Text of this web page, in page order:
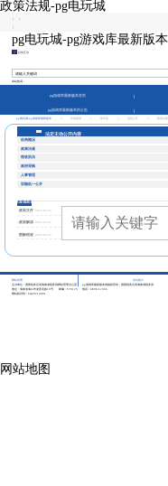
政策法规-pg电玩城
| |
|
pg电玩城-pg游戏库最新版本
征纳互动
本站热词：
pg游戏库最新版本首页
pg游戏库最新版本的公告
pg电玩城-pg游戏库最新版本 市县频道 保亭县
法定主动公开内容
机构概况
政策法规
税收执法
政府采购
人事管理
双随机一公开
政策法规
政策文件 2023-02-22
政策解读 2023-02-22
图解税收 2023-02-22
网站管理 访问统计
主办单位：国家税务总局海南省税务局网站管理办公室
pg游戏库最新版本的版权所有：国家税务总局海南省税务局
地址：海南省海口市龙昆北路10号
邮编：570125
电话：0898-12366
网站标识码：bm29210001
网站地图